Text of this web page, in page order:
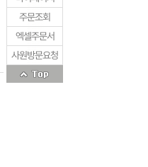
주문조회
엑셀주문서
사원방문요청